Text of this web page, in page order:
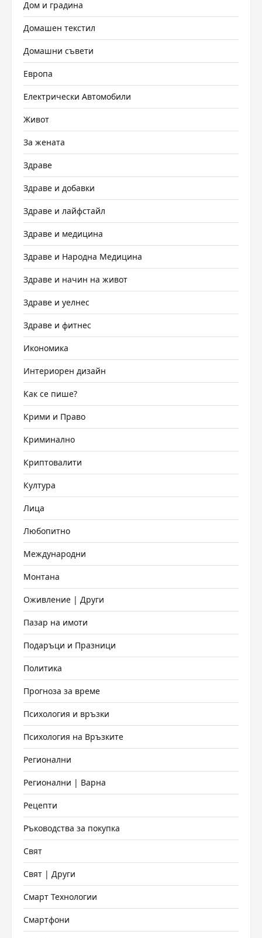
Дом и градина
Домашен текстил
Домашни съвети
Европа
Електрически Автомобили
Живот
За жената
Здраве
Здраве и добавки
Здраве и лайфстайл
Здраве и медицина
Здраве и Народна Медицина
Здраве и начин на живот
Здраве и уелнес
Здраве и фитнес
Икономика
Интериорен дизайн
Как се пише?
Крими и Право
Криминално
Криптовалити
Култура
Лица
Любопитно
Международни
Монтана
Оживление | Други
Пазар на имоти
Подаръци и Празници
Политика
Прогноза за време
Психология и връзки
Психология на Връзките
Регионални
Регионални | Варна
Рецепти
Ръководства за покупка
Свят
Свят | Други
Смарт Технологии
Смартфони